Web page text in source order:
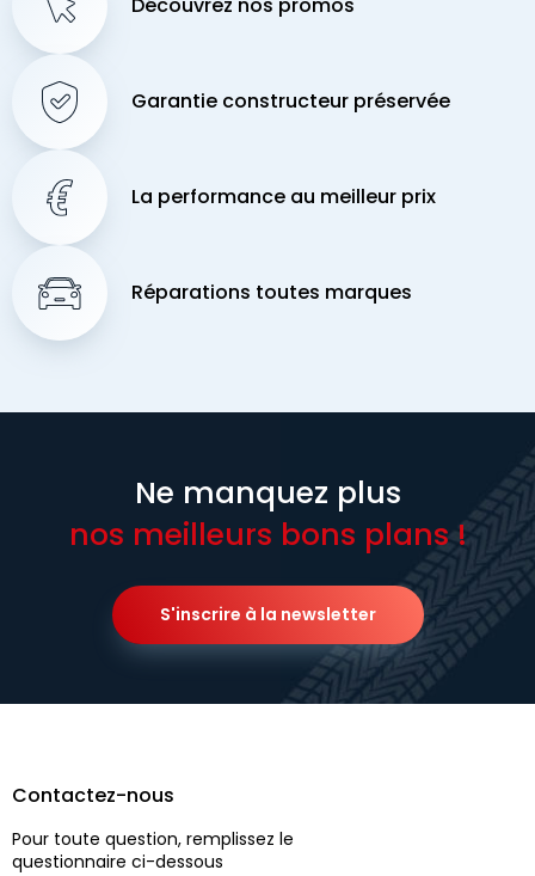
Découvrez nos promos
Garantie constructeur préservée
La performance au meilleur prix
Réparations toutes marques
Ne manquez plus
nos meilleurs bons plans !
S'inscrire à la newsletter
Contactez-nous
Pour toute question, remplissez le
questionnaire ci-dessous